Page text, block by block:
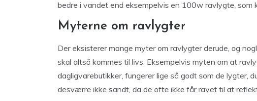
bedre i vandet end eksempelvis en 100w ravlygte,
Myterne om ravlygter
Der eksisterer mange myter om ravlygter derude, og
skal altså kommes til livs. Eksempelvis myten om at
dagligvarebutikker, fungerer lige så godt som de lygter,
desværre ikke sandt, da de ofte ikke får ravet til at